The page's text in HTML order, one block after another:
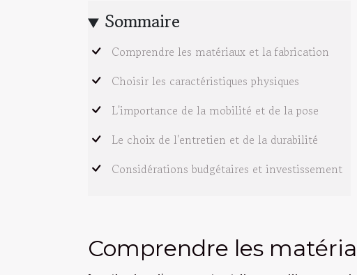
Sommaire
Comprendre les matériaux et la fabrication
Choisir les caractéristiques physiques
L'importance de la mobilité et de la pose
Le choix de l'entretien et de la durabilité
Considérations budgétaires et investissement
Comprendre les